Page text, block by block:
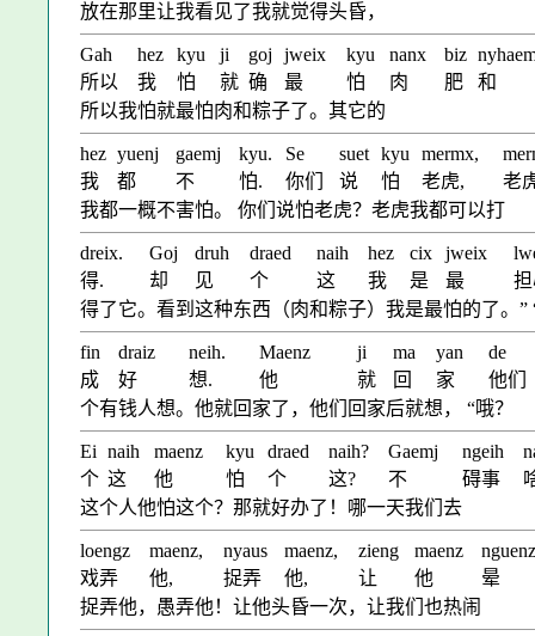
放在那里让我看见了我就觉得头昏，
Gah hez kyu ji goj jweix kyu nanx biz
所以
我 怕 就 确 最 怕 肉 肥
和
所以我怕就最怕肉和粽子了。其它的
hez yuenj gaemj kyu. Se suet kyu mermx,
我
都 不 怕. 你们 说 怕 老虎,
老
我都一概不害怕。 你们说怕老虎？老虎我都可以打
dreix. Goj druh draed naih hez cix jweix
得.
却 见 个 这 我 是 最
得了它。看到这种东西（肉和粽子）我是最怕的了。”
fin draiz neih. Maenz ji ma yan
de
成
好 想. 他 就 回 家
他们
个有钱人想。他就回家了，他们回家后就想， “哦？
Ei naih maenz kyu draed naih? Gaemj ngeih
个 这 他 怕 个 这? 不 碍事
这个人他怕这个？那就好办了！哪一天我们去
loengz maenz, nyaus maenz, zieng maenz
nguenz
戏弄
他, 捉弄 他, 让 他
晕
捉弄他，愚弄他！让他头昏一次，让我们也热闹